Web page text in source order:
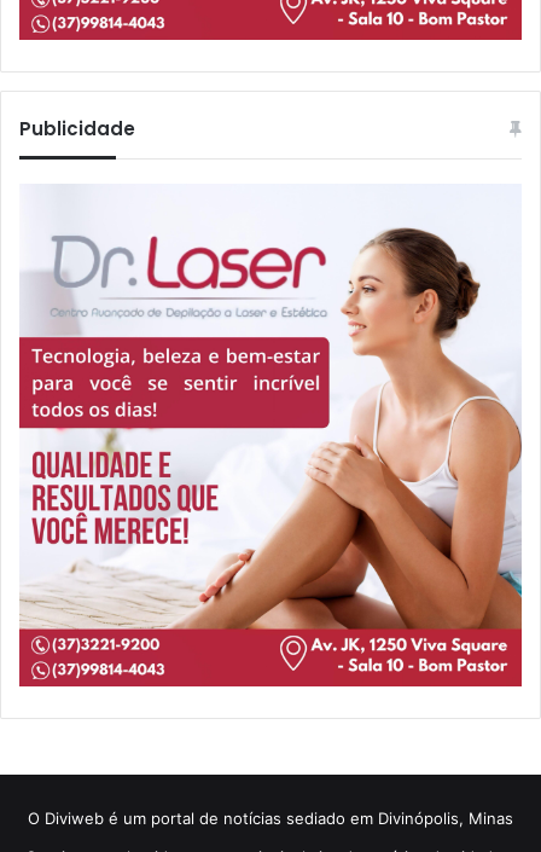
Publicidade
​O Diviweb é um portal de notícias sediado em Divinópolis, Minas